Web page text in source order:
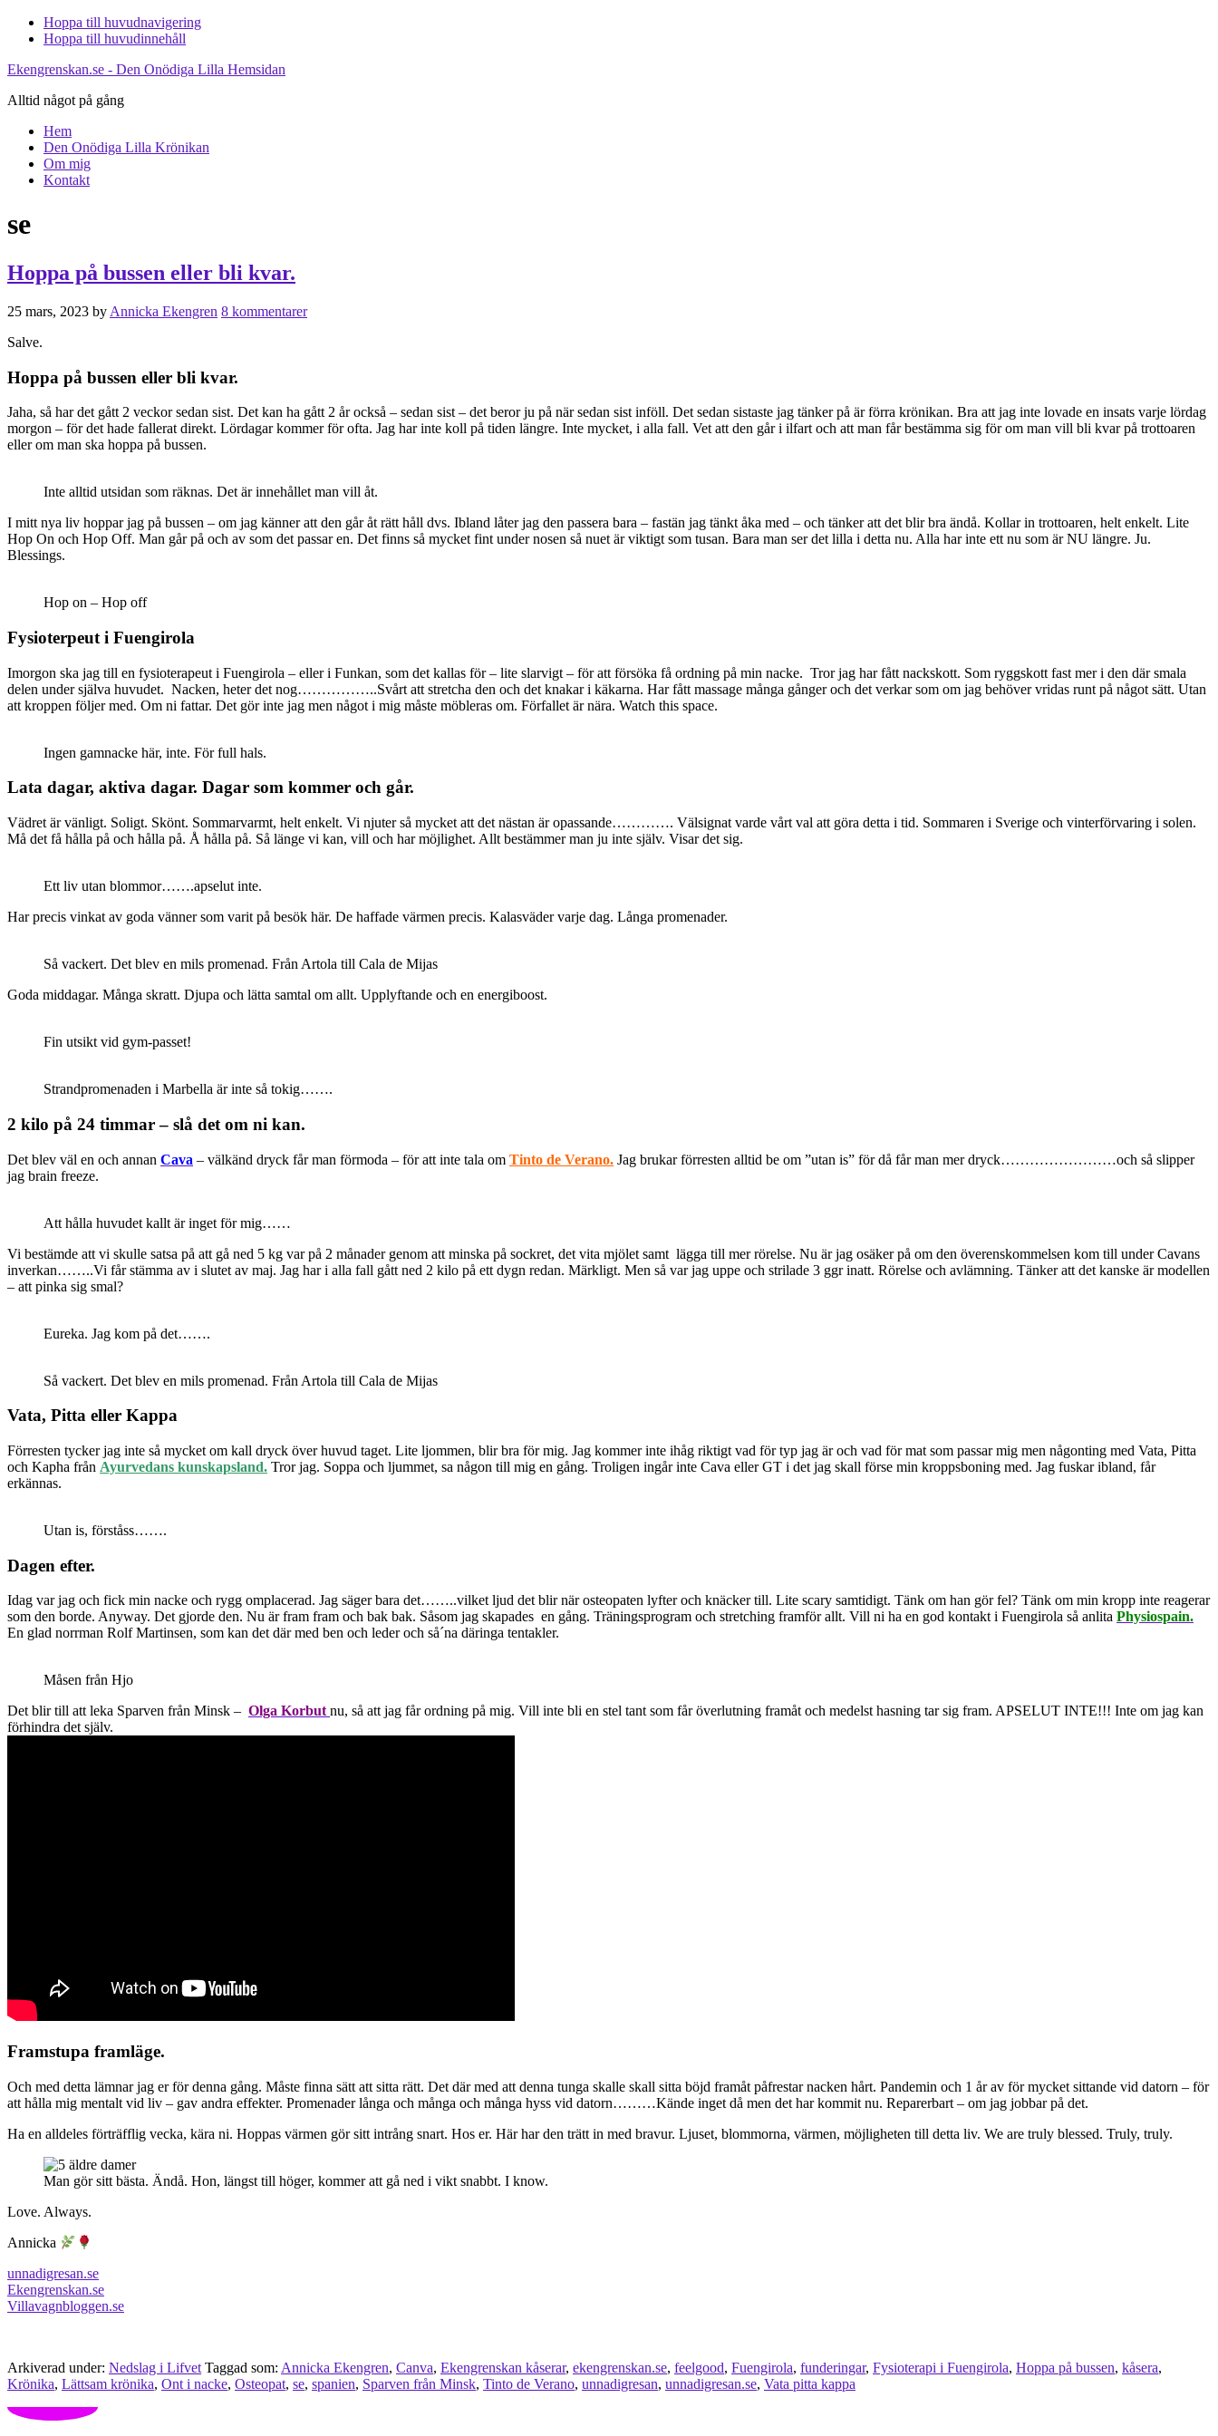
Hoppa till huvudnavigering
Hoppa till huvudinnehåll
Ekengrenskan.se - Den Onödiga Lilla Hemsidan
Alltid något på gång
Hem
Den Onödiga Lilla Krönikan
Om mig
Kontakt
se
Hoppa på bussen eller bli kvar.
25 mars, 2023 by Annicka Ekengren 8 kommentarer
Salve.
Hoppa på bussen eller bli kvar.
Jaha, så har det gått 2 veckor sedan sist. Det kan ha gått 2 år också – sedan sist – det beror ju på när sedan sist inföll. Det sedan sistaste jag tänker på är förra krönikan. Bra att jag inte lovade en insats varje lördag
morgon – för det hade fallerat direkt. Lördagar kommer för ofta. Jag har inte koll på tiden längre. Inte mycket, i alla fall. Vet att den går i ilfart och att man får bestämma sig för om man vill bli kvar på trottoaren
eller om man ska hoppa på bussen.
Inte alltid utsidan som räknas. Det är innehållet man vill åt.
I mitt nya liv hoppar jag på bussen – om jag känner att den går åt rätt håll dvs. Ibland låter jag den passera bara – fastän jag tänkt åka med – och tänker att det blir bra ändå. Kollar in trottoaren, helt enkelt. Lite
Hop On och Hop Off. Man går på och av som det passar en. Det finns så mycket fint under nosen så nuet är viktigt som tusan. Bara man ser det lilla i detta nu. Alla har inte ett nu som är NU längre. Ju.
Blessings.
Hop on – Hop off
Fysioterpeut i Fuengirola
Imorgon ska jag till en fysioterapeut i Fuengirola – eller i Funkan, som det kallas för – lite slarvigt – för att försöka få ordning på min nacke. Tror jag har fått nackskott. Som ryggskott fast mer i den där smala
delen under själva huvudet. Nacken, heter det nog……………..Svårt att stretcha den och det knakar i käkarna. Har fått massage många gånger och det verkar som om jag behöver vridas runt på något sätt. Utan
att kroppen följer med. Om ni fattar. Det gör inte jag men något i mig måste möbleras om. Förfallet är nära. Watch this space.
Ingen gamnacke här, inte. För full hals.
Lata dagar, aktiva dagar. Dagar som kommer och går.
Vädret är vänligt. Soligt. Skönt. Sommarvarmt, helt enkelt. Vi njuter så mycket att det nästan är opassande…………. Välsignat varde vårt val att göra detta i tid. Sommaren i Sverige och vinterförvaring i solen.
Må det få hålla på och hålla på. Å hålla på. Så länge vi kan, vill och har möjlighet. Allt bestämmer man ju inte själv. Visar det sig.
Ett liv utan blommor…….apselut inte.
Har precis vinkat av goda vänner som varit på besök här. De haffade värmen precis. Kalasväder varje dag. Långa promenader.
Så vackert. Det blev en mils promenad. Från Artola till Cala de Mijas
Goda middagar. Många skratt. Djupa och lätta samtal om allt. Upplyftande och en energiboost.
Fin utsikt vid gym-passet!
Strandpromenaden i Marbella är inte så tokig…….
2 kilo på 24 timmar – slå det om ni kan.
Det blev väl en och annan Cava – välkänd dryck får man förmoda – för att inte tala om Tinto de Verano. Jag brukar förresten alltid be om ”utan is” för då får man mer dryck……………………och så slipper
jag brain freeze.
Att hålla huvudet kallt är inget för mig……
Vi bestämde att vi skulle satsa på att gå ned 5 kg var på 2 månader genom att minska på sockret, det vita mjölet samt lägga till mer rörelse. Nu är jag osäker på om den överenskommelsen kom till under Cavans
inverkan……..Vi får stämma av i slutet av maj. Jag har i alla fall gått ned 2 kilo på ett dygn redan. Märkligt. Men så var jag uppe och strilade 3 ggr inatt. Rörelse och avlämning. Tänker att det kanske är modellen
– att pinka sig smal?
Eureka. Jag kom på det…….
Så vackert. Det blev en mils promenad. Från Artola till Cala de Mijas
Vata, Pitta eller Kappa
Förresten tycker jag inte så mycket om kall dryck över huvud taget. Lite ljommen, blir bra för mig. Jag kommer inte ihåg riktigt vad för typ jag är och vad för mat som passar mig men någonting med Vata, Pitta
och Kapha från Ayurvedans kunskapsland. Tror jag. Soppa och ljummet, sa någon till mig en gång. Troligen ingår inte Cava eller GT i det jag skall förse min kroppsboning med. Jag fuskar ibland, får
erkännas.
Utan is, förståss…….
Dagen efter.
Idag var jag och fick min nacke och rygg omplacerad. Jag säger bara det……..vilket ljud det blir när osteopaten lyfter och knäcker till. Lite scary samtidigt. Tänk om han gör fel? Tänk om min kropp inte reagerar
som den borde. Anyway. Det gjorde den. Nu är fram fram och bak bak. Såsom jag skapades en gång. Träningsprogram och stretching framför allt. Vill ni ha en god kontakt i Fuengirola så anlita Physiospain.
En glad norrman Rolf Martinsen, som kan det där med ben och leder och så´na däringa tentakler.
Måsen från Hjo
Det blir till att leka Sparven från Minsk – Olga Korbut nu, så att jag får ordning på mig. Vill inte bli en stel tant som får överlutning framåt och medelst hasning tar sig fram. APSELUT INTE!!! Inte om jag kan
förhindra det själv.
Framstupa framläge.
Och med detta lämnar jag er för denna gång. Måste finna sätt att sitta rätt. Det där med att denna tunga skalle skall sitta böjd framåt påfrestar nacken hårt. Pandemin och 1 år av för mycket sittande vid datorn – för
att hålla mig mentalt vid liv – gav andra effekter. Promenader långa och många och många hyss vid datorn………Kände inget då men det har kommit nu. Reparerbart – om jag jobbar på det.
Ha en alldeles förträfflig vecka, kära ni. Hoppas värmen gör sitt intrång snart. Hos er. Här har den trätt in med bravur. Ljuset, blommorna, värmen, möjligheten till detta liv. We are truly blessed. Truly, truly.
Man gör sitt bästa. Ändå. Hon, längst till höger, kommer att gå ned i vikt snabbt. I know.
Love. Always.
Annicka
unnadigresan.se
Ekengrenskan.se
Villavagnbloggen.se
Arkiverad under: Nedslag i Lifvet Taggad som: Annicka Ekengren, Canva, Ekengrenskan kåserar, ekengrenskan.se, feelgood, Fuengirola, funderingar, Fysioterapi i Fuengirola, Hoppa på bussen, kåsera,
Krönika, Lättsam krönika, Ont i nacke, Osteopat, se, spanien, Sparven från Minsk, Tinto de Verano, unnadigresan, unnadigresan.se, Vata pitta kappa